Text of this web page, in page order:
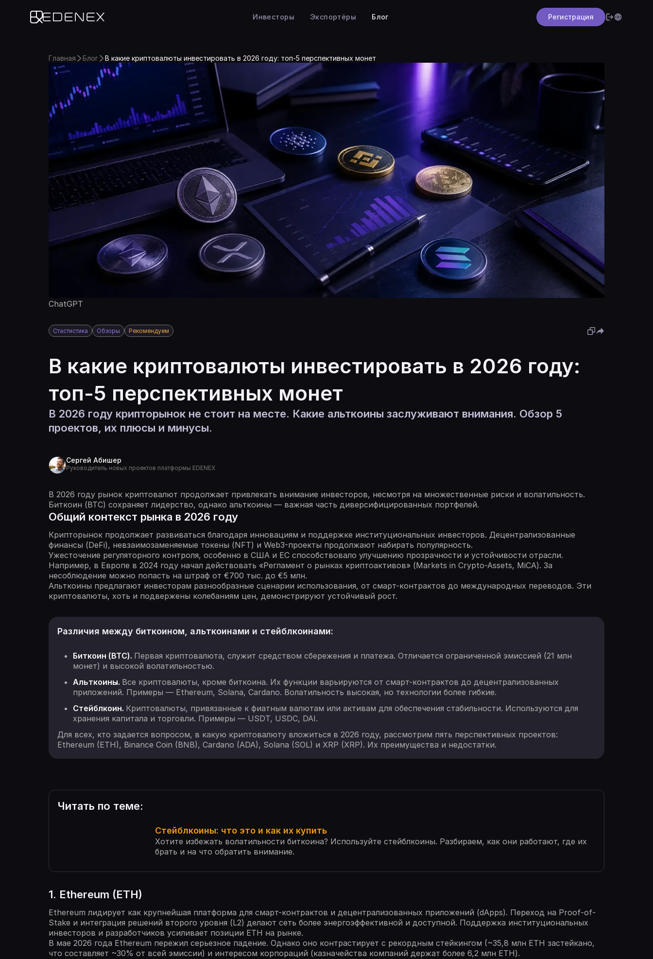
Edenex Инвесторы Экспортёры Блог Регистрация
Главная Блог В какие криптовалюты инвестировать в 2026 году: топ-5 перспективных монет
ChatGPT
Стастистика Обзоры Рекомендуем
В какие криптовалюты инвестировать в 2026 году:
топ-5 перспективных монет
В 2026 году крипторынок не стоит на месте. Какие альткоины заслуживают внимания. Обзор 5
проектов, их плюсы и минусы.
Сергей Абишер
Руководитель новых проектов платформы EDENEX
В 2026 году рынок криптовалют продолжает привлекать внимание инвесторов, несмотря на множественные риски и волатильность.
Биткоин (BTC) сохраняет лидерство, однако альткоины — важная часть диверсифицированных портфелей.
Общий контекст рынка в 2026 году
Крипторынок продолжает развиваться благодаря инновациям и поддержке институциональных инвесторов. Децентрализованные
финансы (DeFi), невзаимозаменяемые токены (NFT) и Web3-проекты продолжают набирать популярность.
Ужесточение регуляторного контроля, особенно в США и ЕС способствовало улучшению прозрачности и устойчивости отрасли.
Например, в Европе в 2024 году начал действовать «Регламент о рынках криптоактивов» (Markets in Crypto-Assets, MiCA). За
несоблюдение можно попасть на штраф от €700 тыс. до €5 млн.
Альткоины предлагают инвесторам разнообразные сценарии использования, от смарт-контрактов до международных переводов. Эти
криптовалюты, хоть и подвержены колебаниям цен, демонстрируют устойчивый рост.
Различия между биткоином, альткоинами и стейблкоинами:
Биткоин (BTC). Первая криптовалюта, служит средством сбережения и платежа. Отличается ограниченной эмиссией (21 млн
монет) и высокой волатильностью.
Альткоины. Все криптовалюты, кроме биткоина. Их функции варьируются от смарт-контрактов до децентрализованных
приложений. Примеры — Ethereum, Solana, Cardano. Волатильность высокая, но технологии более гибкие.
Стейблкоин. Криптовалюты, привязанные к фиатным валютам или активам для обеспечения стабильности. Используются для
хранения капитала и торговли. Примеры — USDT, USDC, DAI.
Для всех, кто задается вопросом, в какую криптовалюту вложиться в 2026 году, рассмотрим пять перспективных проектов:
Ethereum (ETH), Binance Coin (BNB), Cardano (ADA), Solana (SOL) и XRP (XRP). Их преимущества и недостатки.
Читать по теме:
Стейблкоины: что это и как их купить
Хотите избежать волатильности биткоина? Используйте стейблкоины. Разбираем, как они работают, где их
брать и на что обратить внимание.
1. Ethereum (ETH)
Ethereum лидирует как крупнейшая платформа для смарт-контрактов и децентрализованных приложений (dApps). Переход на Proof-of-
Stake и интеграция решений второго уровня (L2) делают сеть более энергоэффективной и доступной. Поддержка институциональных
инвесторов и разработчиков усиливает позиции ETH на рынке.
В мае 2026 года Ethereum пережил серьезное падение. Однако оно контрастирует с рекордным стейкингом (~35,8 млн ETH застейкано,
что составляет ~30% от всей эмиссии) и интересом корпораций (казначейства компаний держат более 6,2 млн ETH).